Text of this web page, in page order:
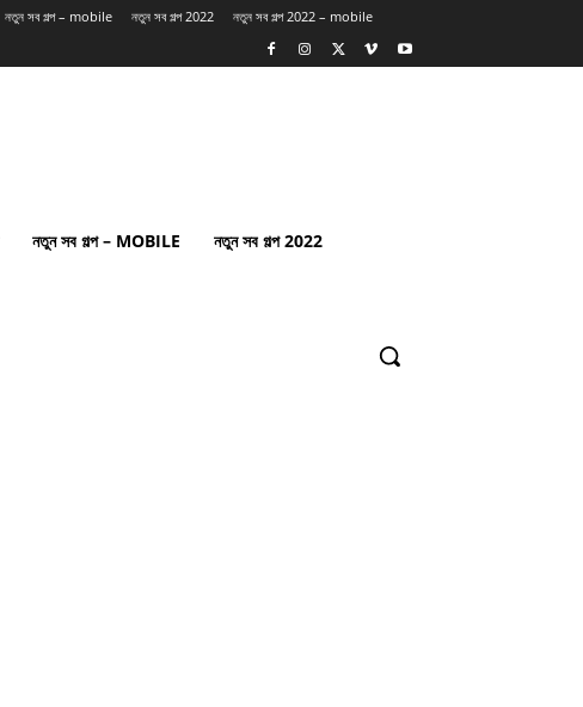
নতুন সব গল্প – mobile নতুন সব গল্প 2022 নতুন সব গল্প 2022 – mobile
নতুন সব গল্প – MOBILE নতুন সব গল্প 2022